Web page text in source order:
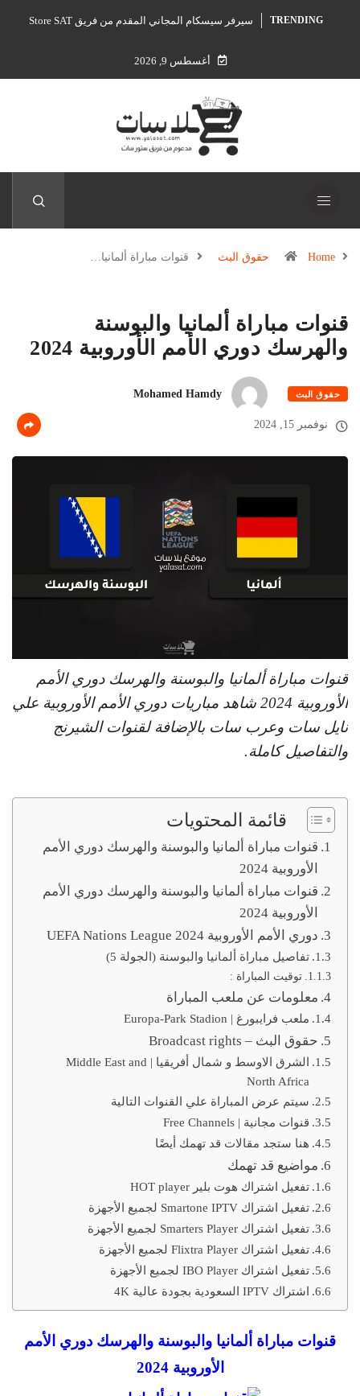
TRENDING سيرفر سيسكام المجاني المقدم من فريق Store SAT
أغسطس 9, 2026
Home حقوق البث قنوات مباراة ألمانيا…
قنوات مباراة ألمانيا والبوسنة
والهرسك دوري الأمم الأوروبية 2024
حقوق البث Mohamed Hamdy
نوفمبر 15, 2024
قنوات مباراة ألمانيا والبوسنة والهرسك دوري الأمم
الأوروبية 2024 شاهد مباريات دوري الأمم الأوروبية علي
نايل سات وعرب سات بالإضافة لقنوات الشيرنج
والتفاصيل كاملة.
قائمة المحتويات
قنوات مباراة ألمانيا والبوسنة والهرسك دوري الأمم
الأوروبية 2024
قنوات مباراة ألمانيا والبوسنة والهرسك دوري الأمم
الأوروبية 2024
دوري الأمم الأوروبية 2024 UEFA Nations League
تفاصيل مباراة ألمانيا والبوسنة (الجولة 5)
توقيت المباراة :
معلومات عن ملعب المباراة
ملعب فرايبورغ | Europa-Park Stadion
حقوق البث – Broadcast rights
الشرق الاوسط و شمال أفريقيا | Middle East and
North Africa
سيتم عرض المباراة علي القنوات التالية
قنوات مجانية | Free Channels
هنا ستجد مقالات قد تهمك أيضًا
مواضيع قد تهمك
تفعيل اشتراك هوت بلير HOT player
تفعيل اشتراك Smartone IPTV لجميع الأجهزة
تفعيل اشتراك Smarters Player لجميع الأجهزة
تفعيل اشتراك Flixtra Player لجميع الأجهزة
تفعيل اشتراك IBO Player لجميع الأجهزة
اشتراك IPTV السعودية بجودة عالية 4K
قنوات مباراة ألمانيا والبوسنة والهرسك دوري الأمم
الأوروبية 2024